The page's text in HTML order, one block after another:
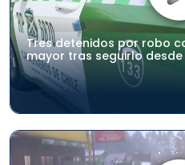
Tres detenidos por robo
mayor tras seguirlo desde